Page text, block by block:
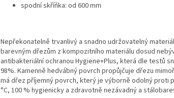
spodní skříňka: od 600 mm
Nepřekonatelně trvanlivý a snadno udržovatelný materiál
barevným dřezům z kompozitního materiálu dosud
antibakteriální ochranou Hygiene+Plus, která dle testů
98%. Kamenně hedvábný povrch propůjčuje dřezu
má dřez příjemný povrch, který je výborně odolný proti
°C, 100 % hygienicky a zdravotně nezávadný a